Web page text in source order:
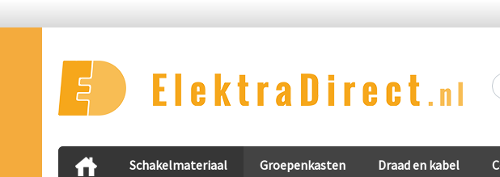
Schakelmateriaal Groepenkasten Draad en kabel